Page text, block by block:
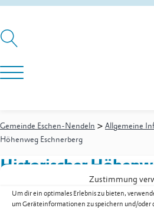
Zustimmung
Um dir ein optimales Erlebnis zu bieten,
um Geräteinformationen zu speichern und/oder
Gemeinde Eschen-Nendeln > Allgemeine
Höhenweg Eschnerberg
Historischer